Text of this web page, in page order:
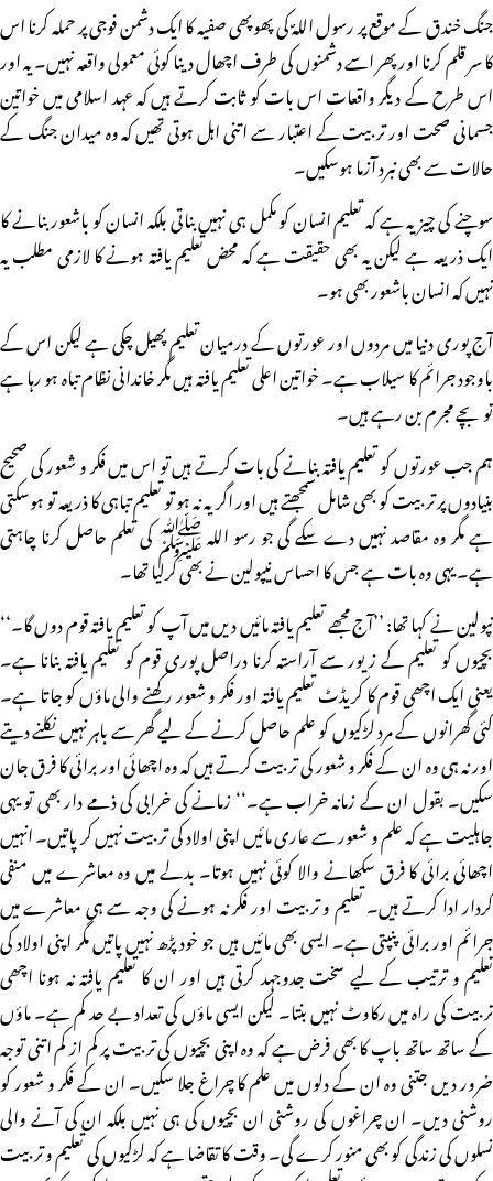
جنگ خندق کے موقع پر رسول اللہؐ کی پھوپھی صفیہ کا ایک دشمن فوجی پر حملہ کرنا اس
کا سر قلم کرنا اور پھر اسے دشمنوں کی طرف اچھال دینا کوئی معمولی واقعہ نہیں۔ یہ اور
اس طرح کے دیگر واقعات اس بات کو ثابت کرتے ہیں کہ عہد اسلامی میں خواتین
جسمانی صحت اور تربیت کے اعتبار سے اتنی اہل ہوتی تھیں کہ وہ میدان جنگ کے
حالات سے بھی نبرد آزما ہوسکیں۔
سوچنے کی چیز یہ ہے کہ تعلیم انسان کو مکمل ہی نہیں بناتی بلکہ انسان کو باشعور بنانے کا
ایک ذریعہ ہے لیکن یہ بھی حقیقت ہے کہ محض تعلیم یافتہ ہونے کا لازمی مطلب یہ
نہیں کہ انسان باشعور بھی ہو۔
آج پوری دنیا میں مردوں اور عورتوں کے درمیان تعلیم پھیل چکی ہے لیکن اس کے
باوجود جرائم کا سیلاب ہے۔ خواتین اعلی تعلیم یافتہ ہیں مگر خاندانی نظام تباہ ہو رہا ہے
تو بچے مجرم بن رہے ہیں۔
ہم جب عورتوں کو تعلیم یافتہ بنانے کی بات کرتے ہیں تو اس میں فکر و شعور کی صحیح
بنیادوں پر تربیت کو بھی شامل سمجھتے ہیں اور اگر یہ نہ ہو تو تعلیم تباہی کا ذریعہ تو ہوسکتی
ہے مگر وہ مقاصد نہیں دے سکے گی جو رسو اللہ ﷺ کی تعلم حاصل کرنا چاہتی
ہے۔ یہی وہ بات ہے جس کا احساس نیپولین نے بھی کرلیا تھا۔
نپولین نے کہا تھا: ’’آج مجھے تعلیم یافتہ مائیں دیں میں آپ کو تعلیم یافتہ قوم دوں گا۔‘‘
بچیوں کو تعلیم کے زیور سے آراستہ کرنا دراصل پوری قوم کو تعلیم یافتہ بنانا ہے۔
یعنی ایک اچھی قوم کا کریڈٹ تعلیم یافتہ اور فکر و شعور رکھنے والی ماؤں کو جاتا ہے۔
کئی گھرانوں کے مرد لڑکیوں کو علم حاصل کرنے کے لیے گھر سے باہر نہیں نکلنے دیتے
اور نہ ہی وہ ان کے فکر و شعور کی تربیت کرتے ہیں کہ وہ اچھائی اور برائی کا فرق جان
سکیں۔ بقول ان کے زمانہ خراب ہے۔‘‘ زمانے کی خرابی کی ذمے دار بھی تو یہی
جاہلیت ہے کہ علم و شعور سے عاری مائیں اپنی اولاد کی تربیت نہیں کر پاتیں۔ انہیں
اچھائی برائی کا فرق سکھانے والا کوئی نہیں ہوتا۔ بدلے میں وہ معاشرے میں منفی
کردار ادا کرتے ہیں۔ تعلیم و تربیت اور فکر نہ ہونے کی وجہ سے ہی معاشرے میں
جرائم اور برائی پنپتی ہے۔ ایسی بھی مائیں ہیں جو خود پڑھ نہیں پاتیں مگر اپنی اولاد کی
تعلیم و ترتیب کے لیے سخت جدوجہد کرتی ہیں اور ان کا تعلیم یافتہ نہ ہونا اچھی
تربیت کی راہ میں رکاوٹ نہیں بنتا۔ لیکن ایسی ماؤں کی تعداد بے حد کم ہے۔ ماؤں
کے ساتھ ساتھ باپ کا بھی فرض ہے کہ وہ اپنی بچیوں کی تربیت پر کم از کم اتنی توجہ
ضرور دیں جتنی وہ ان کے دلوں میں علم کا چراغ جلا سکیں۔ ان کے فکر و شعور کو
روشنی دیں۔ ان چراغوں کی روشنی ان بچیوں کی ہی نہیں بلکہ ان کی آنے والی
نسلوں کی زندگی کو بھی منور کرے گی۔ وقت کا تقاضا ہے کہ لڑکیوں کی تعلیم و تربیت